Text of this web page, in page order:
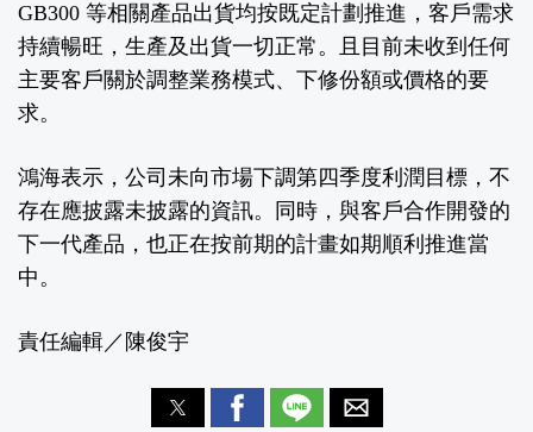
GB300 等相關產品出貨均按既定計劃推進，客戶需求
持續暢旺，生產及出貨一切正常。且目前未收到任何
主要客戶關於調整業務模式、下修份額或價格的要
求。
鴻海表示，公司未向市場下調第四季度利潤目標，不
存在應披露未披露的資訊。同時，與客戶合作開發的
下一代產品，也正在按前期的計畫如期順利推進當
中。
責任編輯／陳俊宇